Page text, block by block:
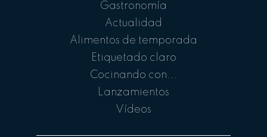
Gastronomía
Actualidad
Alimentos de temporada
Etiquetado claro
Cocinando con...
Lanzamientos
Vídeos